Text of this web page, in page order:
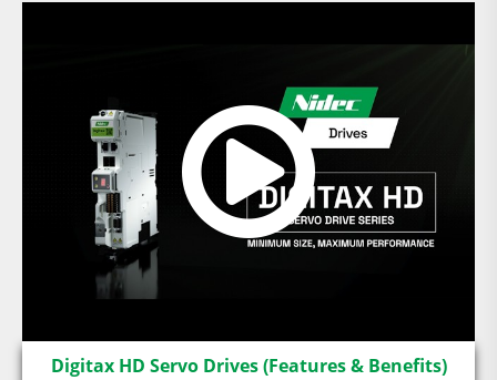
Digitax HD Servo Drives (Features & Benefits)